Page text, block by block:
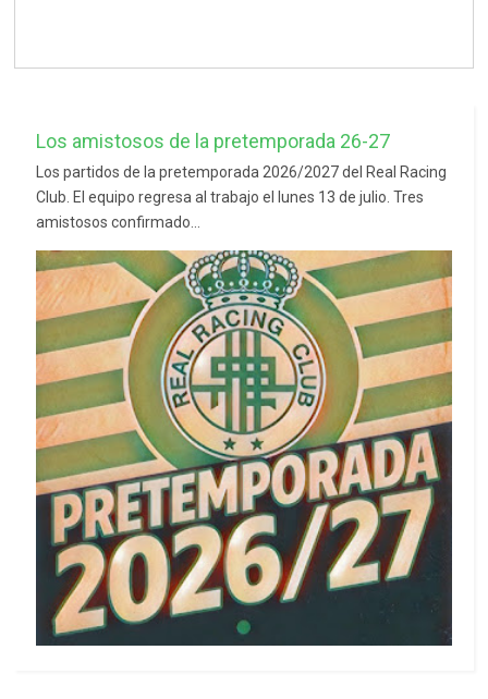
Los amistosos de la pretemporada 26-27
Los partidos de la pretemporada 2026/2027 del Real Racing
Club. El equipo regresa al trabajo el lunes 13 de julio. Tres
amistosos confirmado...